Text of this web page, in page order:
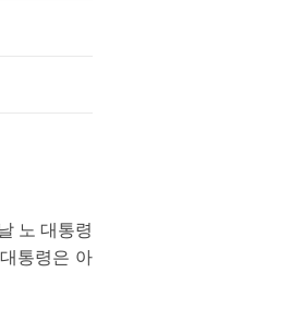
노 대통령
통령은 아